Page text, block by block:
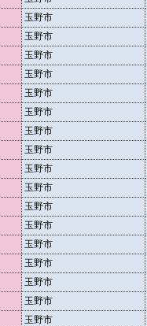
玉野市
玉野市
玉野市
玉野市
玉野市
玉野市
玉野市
玉野市
玉野市
玉野市
玉野市
玉野市
玉野市
玉野市
玉野市
玉野市
玉野市